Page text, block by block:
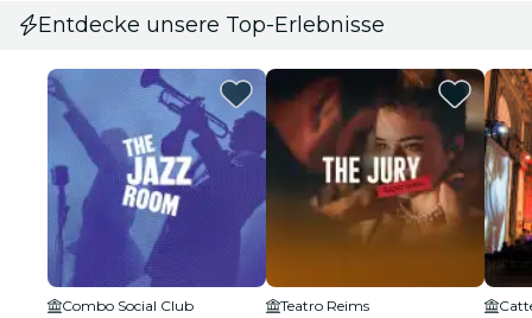
Entdecke unsere Top-Erlebnisse
Combo Social Club
Teatro Reims